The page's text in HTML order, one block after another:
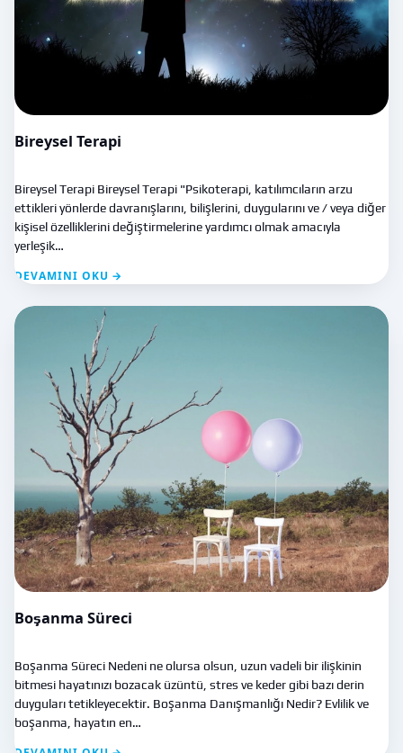
Bireysel Terapi
Bireysel Terapi Bireysel Terapi "Psikoterapi, katılımcıların arzu
ettikleri yönlerde davranışlarını, bilişlerini, duygularını ve / veya diğer
kişisel özelliklerini değiştirmelerine yardımcı olmak amacıyla
yerleşik…
DEVAMINI OKU →
Boşanma Süreci
Boşanma Süreci Nedeni ne olursa olsun, uzun vadeli bir ilişkinin
bitmesi hayatınızı bozacak üzüntü, stres ve keder gibi bazı derin
duyguları tetikleyecektir. Boşanma Danışmanlığı Nedir? Evlilik ve
boşanma, hayatın en…